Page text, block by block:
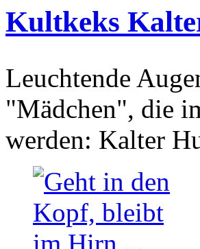
Kultkeks
Leuchtende
"Mädchen", die
werden: Kalter